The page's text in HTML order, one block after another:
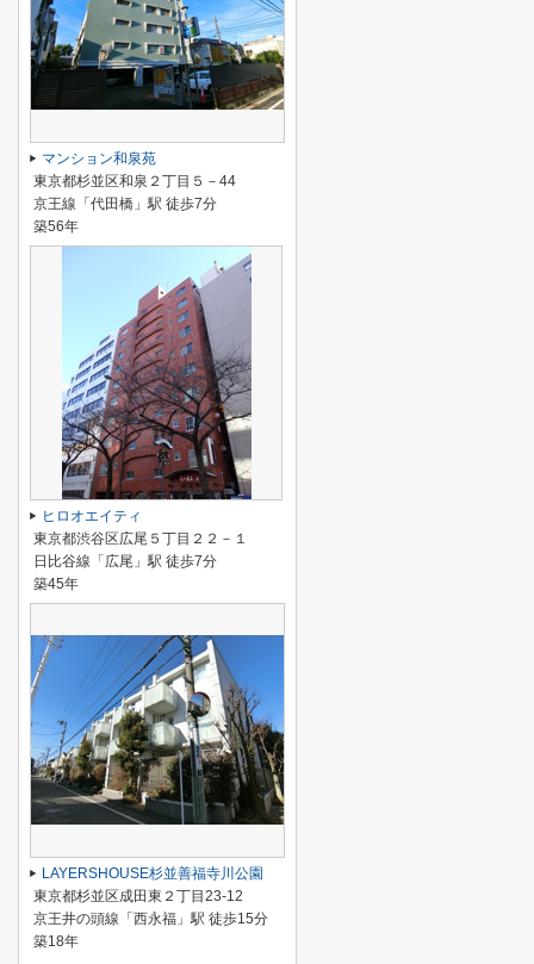
マンション和泉苑
東京都杉並区和泉２丁目５－44
京王線「代田橋」駅 徒歩7分
築56年
ヒロオエイティ
東京都渋谷区広尾５丁目２２－１
日比谷線「広尾」駅 徒歩7分
築45年
LAYERSHOUSE杉並善福寺川公園
東京都杉並区成田東２丁目23-12
京王井の頭線「西永福」駅 徒歩15分
築18年